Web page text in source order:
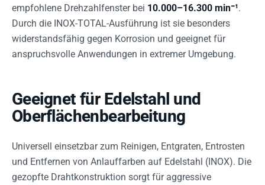
empfohlene Drehzahlfenster bei 10.000–16.300 min⁻¹.
Durch die INOX-TOTAL-Ausführung ist sie besonders
widerstandsfähig gegen Korrosion und geeignet für
anspruchsvolle Anwendungen in extremer Umgebung.
Geeignet für Edelstahl und
Oberflächenbearbeitung
Universell einsetzbar zum Reinigen, Entgraten, Entrosten
und Entfernen von Anlauffarben auf Edelstahl (INOX). Die
gezopfte Drahtkonstruktion sorgt für aggressive